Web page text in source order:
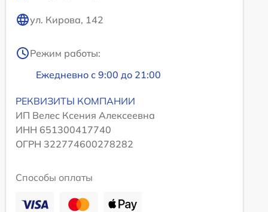
ул. Кирова, 142
Режим работы:
Ежедневно с 9:00 до 21:00
РЕКВИЗИТЫ КОМПАНИИ
ИП Велес Ксения Алексеевна
ИНН 651300417740
ОГРН 322774600278282
Способы оплаты